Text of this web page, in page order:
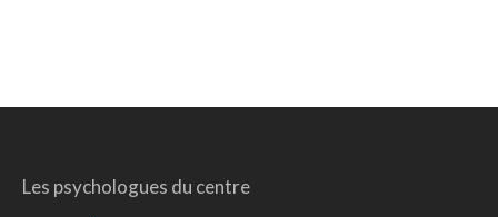
Les psychologues du centre